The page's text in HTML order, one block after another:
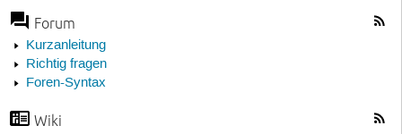
Forum
Kurzanleitung
Richtig fragen
Foren-Syntax
Wiki